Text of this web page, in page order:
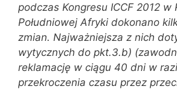
podczas Kongresu ICCF 2012 w
Południowej Afryki dokonano
zmian. Najważniejsza z nich
wytycznych do pkt.3.b)
reklamację w ciągu 40 dni w
przekroczenia czasu przez